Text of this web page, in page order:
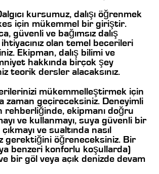
kursumuz, dalışı öğrenmek
için mükemmel bir giriştir.
güvenli ve bağımsız dalış
olan temel becerileri
Ekipman, dalış bilimi ve
hakkında birçok şey
teorik dersler alacaksınız.
mükemmelleştirmek için
zaman geçireceksiniz. Deneyimli
rehberliğinde, ekipmanı doğru
ve kullanmayı, suya güvenli bir
ve sualtında nasıl
gerektiğini öğreneceksiniz. Bir
benzeri konforlu koşullarda)
bir göl veya açık denizde devam